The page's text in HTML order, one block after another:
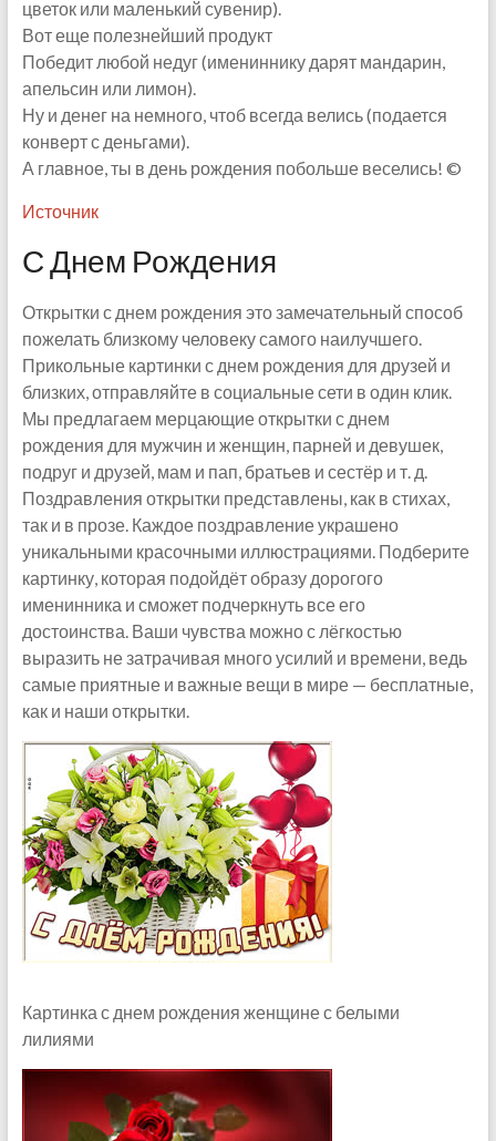
цветок или маленький сувенир).
Вот еще полезнейший продукт
Победит любой недуг (имениннику дарят мандарин,
апельсин или лимон).
Ну и денег на немного, чтоб всегда велись (подается
конверт с деньгами).
А главное, ты в день рождения побольше веселись! ©
Источник
С Днем Рождения
Открытки с днем рождения это замечательный способ
пожелать близкому человеку самого наилучшего.
Прикольные картинки с днем рождения для друзей и
близких, отправляйте в социальные сети в один клик.
Мы предлагаем мерцающие открытки с днем
рождения для мужчин и женщин, парней и девушек,
подруг и друзей, мам и пап, братьев и сестёр и т. д.
Поздравления открытки представлены, как в стихах,
так и в прозе. Каждое поздравление украшено
уникальными красочными иллюстрациями. Подберите
картинку, которая подойдёт образу дорогого
именинника и сможет подчеркнуть все его
достоинства. Ваши чувства можно с лёгкостью
выразить не затрачивая много усилий и времени, ведь
самые приятные и важные вещи в мире — бесплатные,
как и наши открытки.
Картинка с днем рождения женщине с белыми
лилиями